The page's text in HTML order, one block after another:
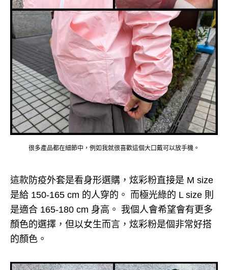
很多產品都在細節中，例如我就很喜歡這個大口戴可以放手機。
這款防疫外套是看身形選購，炫彩粉直接是 M size
是給 150-165 cm 的人穿的。 而極光綠的 L size 則
是適合 165-180 cm 身高。 我個人會希望會有更多
顏色的選擇，但以女生而言，炫彩粉是個非常好搭
的顏色。